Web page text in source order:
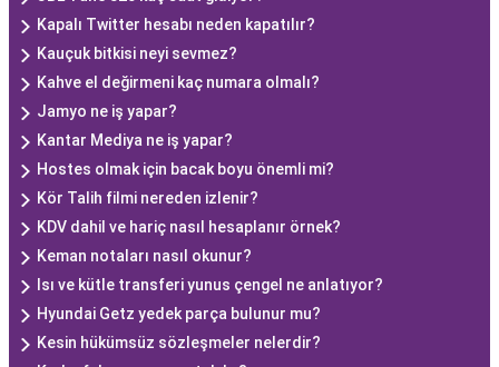
Kapalı Twitter hesabı neden kapatılır?
Kauçuk bitkisi neyi sevmez?
Kahve el değirmeni kaç numara olmalı?
Jamyo ne iş yapar?
Kantar Mediya ne iş yapar?
Hostes olmak için bacak boyu önemli mi?
Kör Talih filmi nereden izlenir?
KDV dahil ve hariç nasıl hesaplanır örnek?
Keman notaları nasıl okunur?
Isı ve kütle transferi yunus çengel ne anlatıyor?
Hyundai Getz yedek parça bulunur mu?
Kesin hükümsüz sözleşmeler nelerdir?